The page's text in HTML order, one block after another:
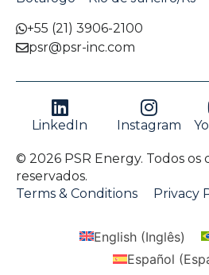
+55 (21) 3906-2100
psr@psr-inc.com
LinkedIn Instagram
© 2026 PSR Energy. Todos os
reservados.
Terms & Conditions
Privacy
English(Inglês)
Español (